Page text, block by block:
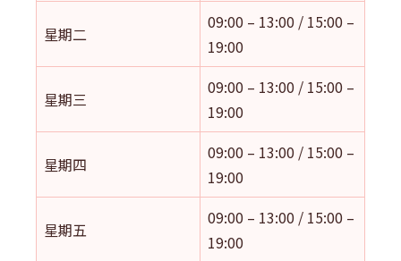
星期二
09:00 – 13:00 / 15:00 –
19:00
星期三
09:00 – 13:00 / 15:00 –
19:00
星期四
09:00 – 13:00 / 15:00 –
19:00
星期五
09:00 – 13:00 / 15:00 –
19:00